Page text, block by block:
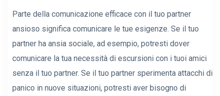
Parte della comunicazione efficace con il tuo partner
ansioso significa comunicare le tue esigenze. Se il tuo
partner ha ansia sociale, ad esempio, potresti dover
comunicare la tua necessità di escursioni con i tuoi amici
senza il tuo partner. Se il tuo partner sperimenta attacchi di
panico in nuove situazioni, potresti aver bisogno di